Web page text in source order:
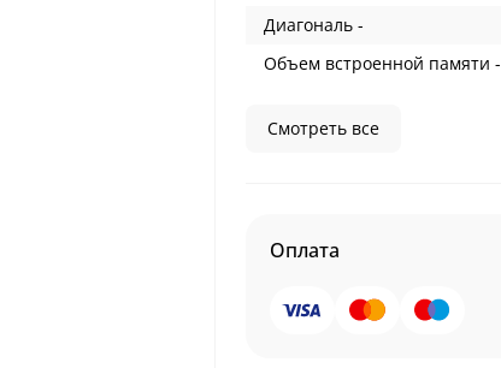
Диагональ -
Объем встроенной памяти -
Смотреть все
Оплата